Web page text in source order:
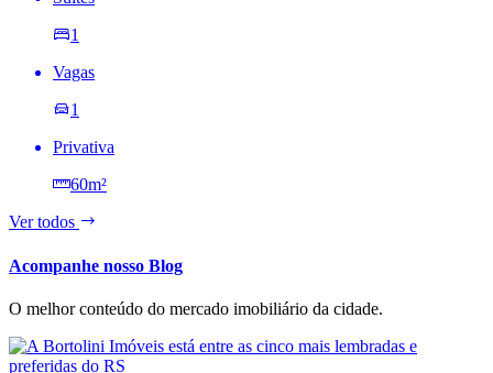
1
Vagas
1
Privativa
60m²
Ver todos
Acompanhe nosso Blog
O melhor conteúdo do mercado imobiliário da cidade.